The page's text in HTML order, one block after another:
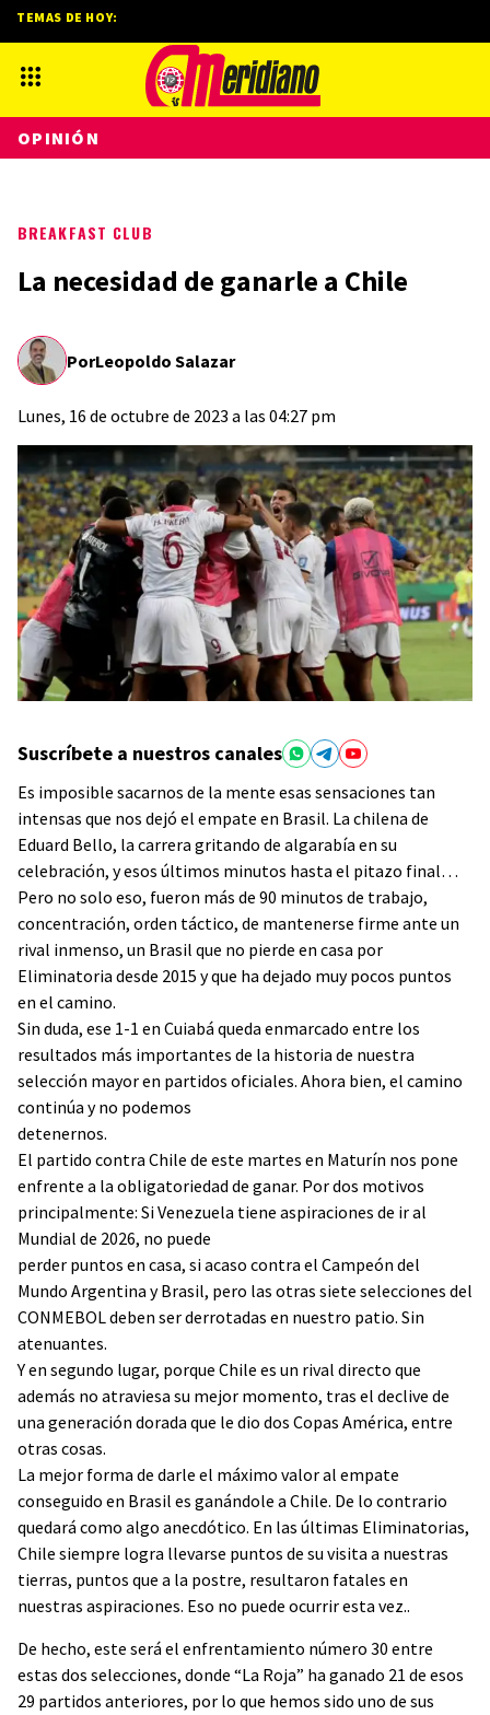
BREAKFAST CLUB
La necesidad de ganarle a Chile
PorLeopoldo Salazar
Lunes, 16 de octubre de 2023 a las 04:27 pm
Suscríbete a nuestros canales
Es imposible sacarnos de la mente esas sensaciones tan
intensas que nos dejó el empate en Brasil. La chilena de
Eduard Bello, la carrera gritando de algarabía en su
celebración, y esos últimos minutos hasta el pitazo final…
Pero no solo eso, fueron más de 90 minutos de trabajo,
concentración, orden táctico, de mantenerse firme ante un
rival inmenso, un Brasil que no pierde en casa por
Eliminatoria desde 2015 y que ha dejado muy pocos puntos
en el camino.
Sin duda, ese 1-1 en Cuiabá queda enmarcado entre los
resultados más importantes de la historia de nuestra
selección mayor en partidos oficiales. Ahora bien, el camino
continúa y no podemos
detenernos.
El partido contra Chile de este martes en Maturín nos pone
enfrente a la obligatoriedad de ganar. Por dos motivos
principalmente: Si Venezuela tiene aspiraciones de ir al
Mundial de 2026, no puede
perder puntos en casa, si acaso contra el Campeón del
Mundo Argentina y Brasil, pero las otras siete selecciones del
CONMEBOL deben ser derrotadas en nuestro patio. Sin
atenuantes.
Y en segundo lugar, porque Chile es un rival directo que
además no atraviesa su mejor momento, tras el declive de
una generación dorada que le dio dos Copas América, entre
otras cosas.
La mejor forma de darle el máximo valor al empate
conseguido en Brasil es ganándole a Chile. De lo contrario
quedará como algo anecdótico. En las últimas Eliminatorias,
Chile siempre logra llevarse puntos de su visita a nuestras
tierras, puntos que a la postre, resultaron fatales en
nuestras aspiraciones. Eso no puede ocurrir esta vez..
De hecho, este será el enfrentamiento número 30 entre
estas dos selecciones, donde “La Roja” ha ganado 21 de esos
29 partidos anteriores, por lo que hemos sido uno de sus
TEMAS DE HOY:
OPINIÓN